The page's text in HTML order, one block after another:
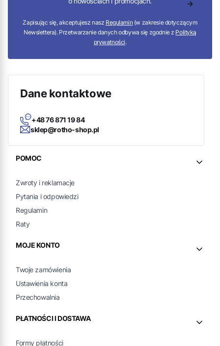
Zapisując się, akceptujesz nasz Regulamin (w zakresie dotyczącym
Newslettera). Przetwarzanie danych odbywa się zgodnie z Polityką
prywatności.
Dane kontaktowe
+48 76 871 19 84
sklep@rotho-shop.pl
Linki w stopce
POMOC
Zwroty i reklamacje
Pytania i odpowiedzi
Regulamin
Raty
MOJE KONTO
Twoje zamówienia
Ustawienia konta
Przechowalnia
PŁATNOŚCI I DOSTAWA
Formy płatności